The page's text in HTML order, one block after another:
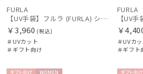
FURLA
【UV手袋】フルラ (FURLA) ショート ＵＶ手袋 ロゴ刺繍 5本指
￥3,960 (税込)
＃UVカット
＃ギフト向け
FURLA
￥
＃UVカ
＃ギフト